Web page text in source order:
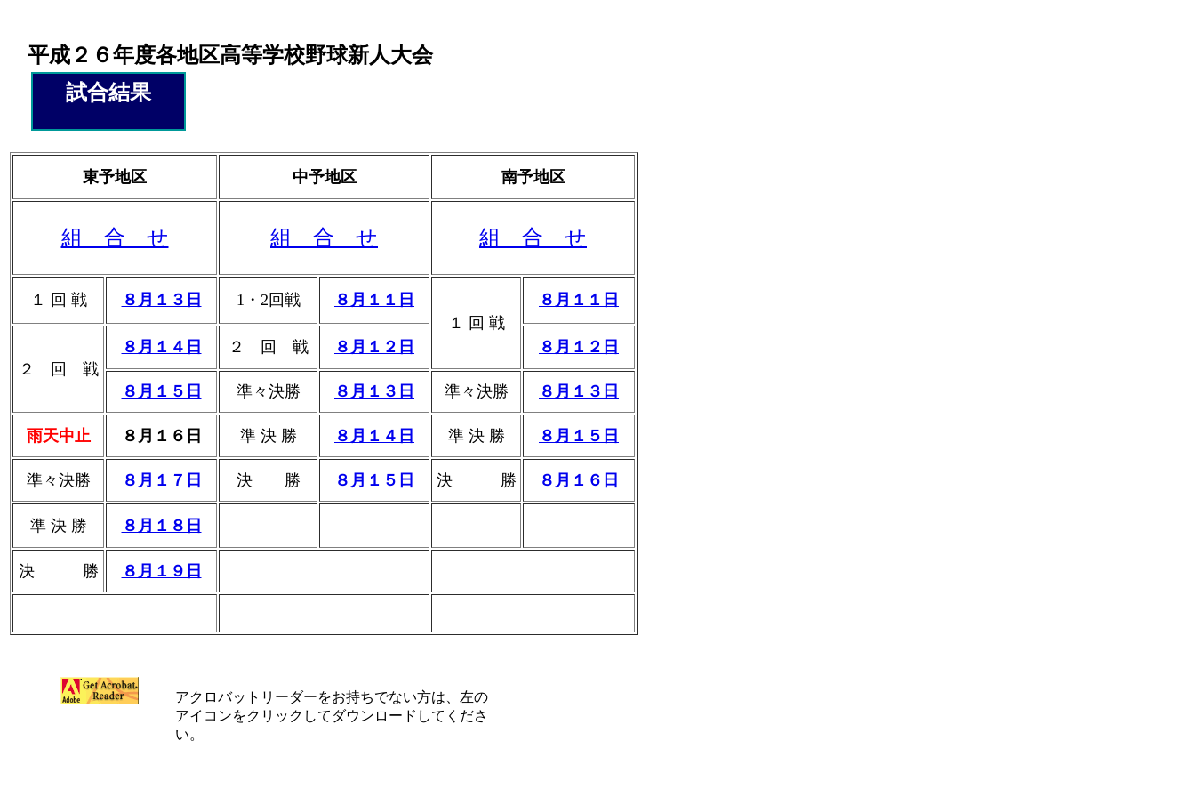
東予地区 中予地区 南予地区
組 合 せ 組 合 せ 組 合 せ
１ 回 戦 ８月１３日 1・2回戦
８月１１日
１ 回 戦
８月１１日
２ 回 戦
８月１４日 ２ 回 戦 ８月１２日 ８月１２日
８月１５日 準々決勝 ８月１３日 準々決勝 ８月１３日
雨天中止 ８月１６日 準 決 勝 ８月１４日 準 決 勝 ８月１５日
準々決勝 ８月１７日 決 勝 ８月１５日 決 勝 ８月１６日
準 決 勝 ８月１８日
決 勝 ８月１９日
アクロバットリーダーをお持ちでない方は、左の
アイコンをクリックしてダウンロードしてくださ
い。
平成２６年度各地区高等学校野球新人大会
試合結果